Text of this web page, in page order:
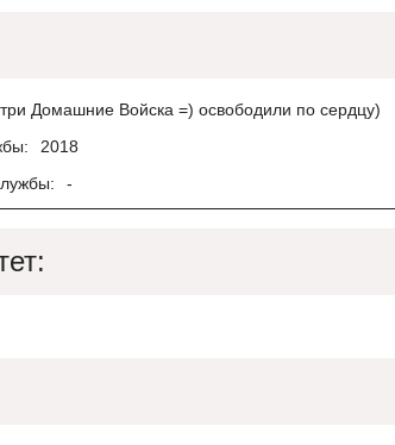
Домашние Войска =) освободили по сердцу)
2018
-